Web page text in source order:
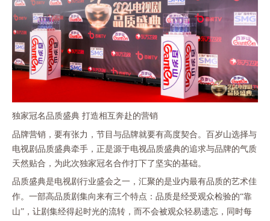
独家冠名品质盛典 打造相互奔赴的营销
品牌营销，要有张力，节目与品牌就要有高度契合。百岁山选择与
电视剧品质盛典牵手，正是源于电视品质盛典的追求与品牌的气质
天然贴合，为此次独家冠名合作打下了坚实的基础。
品质盛典是电视剧行业盛会之一，汇聚的是业内最有品质的艺术佳
作。一部高品质剧集向来有三个特点：品质是经受观众检验的“靠
山”，让剧集经得起时光的流转，而不会被观众轻易遗忘，同时每